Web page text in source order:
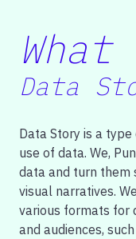
Data
Data Story is a
use of data. We,
data and turn them
visual narratives.
various formats for
and audiences,